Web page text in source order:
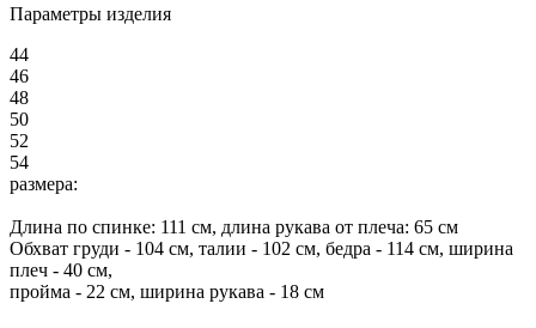
Параметры изделия
44
46
48
50
52
54
размера:
Длина по спинке: 111 см, длина рукава от плеча: 65 см
Обхват груди - 104 см, талии - 102 см, бедра - 114 см, ширина
плеч - 40 см,
пройма - 22 см, ширина рукава - 18 см